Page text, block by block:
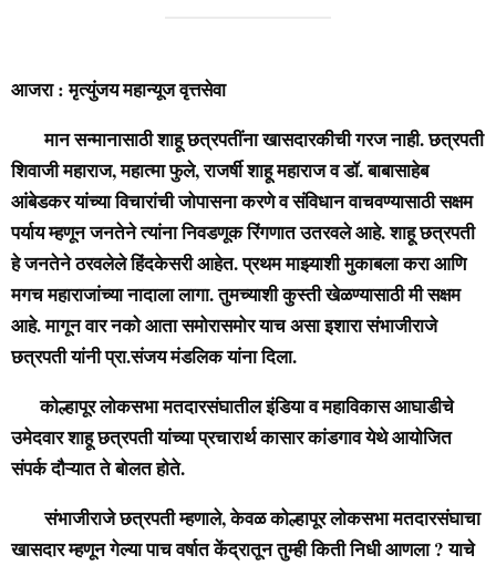
आजरा : मृत्युंजय महान्यूज वृत्तसेवा
मान सन्मानासाठी शाहू छत्रपतींना खासदारकीची गरज नाही. छत्रपती
शिवाजी महाराज, महात्मा फुले, राजर्षी शाहू महाराज व डॉ. बाबासाहेब
आंबेडकर यांच्या विचारांची जोपासना करणे व संविधान वाचवण्यासाठी सक्षम
पर्याय म्हणून जनतेने त्यांना निवडणूक रिंगणात उतरवले आहे. शाहू छत्रपती
हे जनतेने ठरवलेले हिंदकेसरी आहेत. प्रथम माझ्याशी मुकाबला करा आणि
मगच महाराजांच्या नादाला लागा. तुमच्याशी कुस्ती खेळण्यासाठी मी सक्षम
आहे. मागून वार नको आता समोरासमोर याच असा इशारा संभाजीराजे
छत्रपती यांनी प्रा.संजय मंडलिक यांना दिला.
कोल्हापूर लोकसभा मतदारसंघातील इंडिया व महाविकास आघाडीचे
उमेदवार शाहू छत्रपती यांच्या प्रचारार्थ कासार कांडगाव येथे आयोजित
संपर्क दौऱ्यात ते बोलत होते.
संभाजीराजे छत्रपती म्हणाले, केवळ कोल्हापूर लोकसभा मतदारसंघाचा
खासदार म्हणून गेल्या पाच वर्षात केंद्रातून तुम्ही किती निधी आणला ? याचे